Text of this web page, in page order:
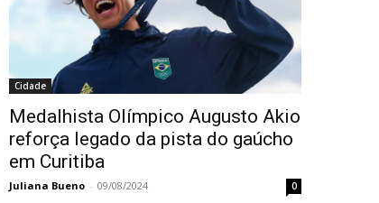
Cidade
Medalhista Olímpico Augusto Akio
reforça legado da pista do gaúcho
em Curitiba
Juliana Bueno - 09/08/2024 0